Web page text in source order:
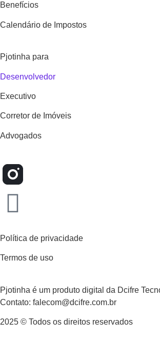
Benefícios
Calendário de Impostos
Pjotinha para
Desenvolvedor
Executivo
Corretor de Imóveis
Advogados
Política de privacidade
Termos de uso
Pjotinha é um produto digital da Dcifre
Contato: falecom@dcifre.com.br
2025 © Todos os direitos reservados